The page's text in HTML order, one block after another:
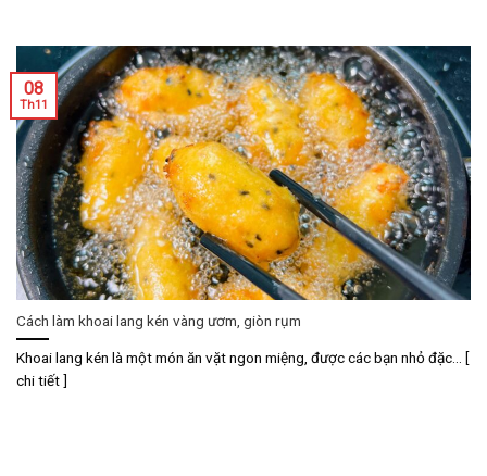
Cách làm khoai lang kén vàng ươm, giòn rụm
Khoai lang kén là một món ăn vặt ngon miệng, được các bạn nhỏ đặc... [
chi tiết ]
08
Th11